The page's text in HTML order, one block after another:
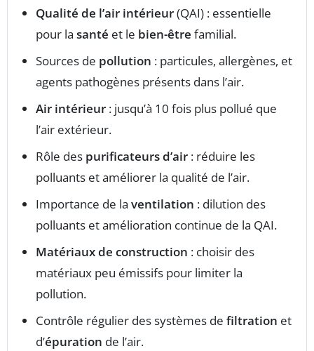
Qualité de l’air intérieur(QAI) : essentielle
pour la santé et le bien-être familial.
Sources de pollution : particules, allergènes, et
agents pathogènes présents dans l’air.
Air intérieur : jusqu’à 10 fois plus pollué que
l’air extérieur.
Rôle des purificateurs d’air : réduire les
polluants et améliorer la qualité de l’air.
Importance de la ventilation : dilution des
polluants et amélioration continue de la QAI.
Matériaux de construction : choisir des
matériaux peu émissifs pour limiter la
pollution.
Contrôle régulier des systèmes de filtration et
d’épuration de l’air.